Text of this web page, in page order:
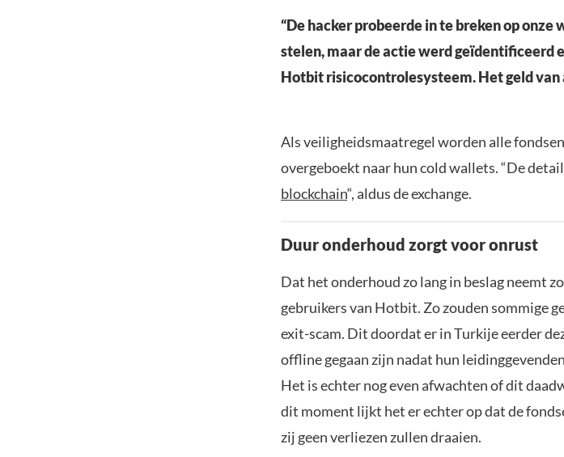
“De hacker probeerde in te breken op
stelen, maar de actie werd geïdentificeerd
Hotbit risicocontrolesysteem. Het geld van
Als veiligheidsmaatregel worden alle
overgeboekt naar hun cold wallets. “De
blockchain“, aldus de exchange.
Duur onderhoud zorgt voor onrust
Dat het onderhoud zo lang in beslag neemt
gebruikers van Hotbit. Zo zouden sommige
exit-scam. Dit doordat er in Turkije eerder
offline gegaan zijn nadat hun
Het is echter nog even afwachten of dit
dit moment lijkt het er echter op dat de
zij geen verliezen zullen draaien.